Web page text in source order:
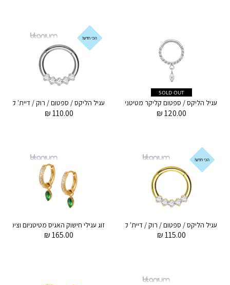
SOLD OUT
120.00
₪
הכי חדש!
110.00
₪
הכי חדש!
עגיל הליקס / ספטום / רוק / דיית' קליקר מטיטניום וציפוי זהב 1.2 * 8 מ"מ חמישה קריסטלים עגולים לבנים
115.00
₪
165.00
₪